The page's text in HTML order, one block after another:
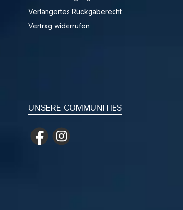
Verlängertes Rückgaberecht
Vertrag widerrufen
UNSERE COMMUNITIES
FacebookInstagram